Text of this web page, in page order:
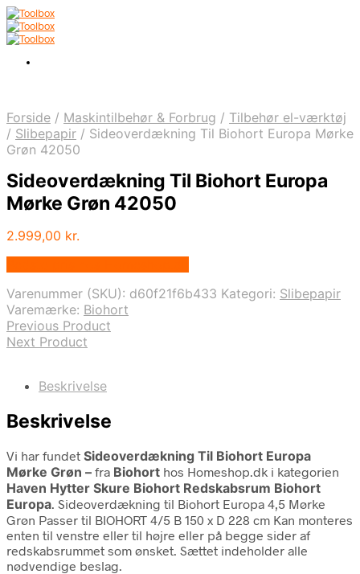
Forside / Maskintilbehør & Forbrug / Tilbehør el-værktøj
/ Slibepapir / Sideoverdækning Til Biohort Europa Mørke
Grøn 42050
Sideoverdækning Til Biohort Europa
Mørke Grøn 42050
2.999,00 kr.
Varenummer (SKU): d60f21f6b433 Kategori: Slibepapir
Varemærke: Biohort
Previous Product
Next Product
Beskrivelse
Beskrivelse
Vi har fundet Sideoverdækning Til Biohort Europa
Mørke Grøn – fra Biohort hos Homeshop.dk i kategorien
Haven Hytter Skure Biohort Redskabsrum Biohort
Europa. Sideoverdækning til Biohort Europa 4,5 Mørke
Grøn Passer til BIOHORT 4/5 B 150 x D 228 cm Kan monteres
enten til venstre eller til højre eller på begge sider af
redskabsrummet som ønsket. Sættet indeholder alle
nødvendige beslag.